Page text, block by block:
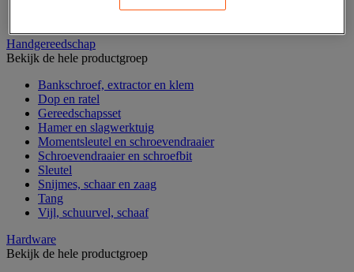
Handgereedschap
Bekijk de hele productgroep
Bankschroef, extractor en klem
Dop en ratel
Gereedschapsset
Hamer en slagwerktuig
Momentsleutel en schroevendraaier
Schroevendraaier en schroefbit
Sleutel
Snijmes, schaar en zaag
Tang
Vijl, schuurvel, schaaf
Hardware
Bekijk de hele productgroep